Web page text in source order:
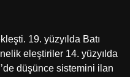
19. yüzyılda Batı
eleştiriler 14. yüzyılda
düşünce sistemini ilan